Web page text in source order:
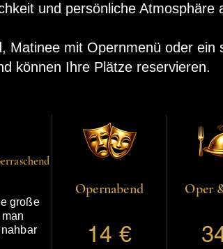
und persönliche Atmosphäre
Matinee mit Opernmenü oder
können Ihre Plätze reservieren.
große
Opernabend
14 €
Oper